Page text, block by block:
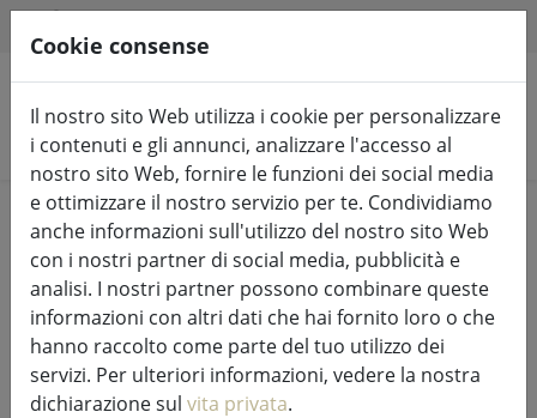
Cerca prodotti
Home Cucina Accessori per la cucina
Tovaglietta Zone intrecciata al
torrone 30 x 40 cm
Cookie consense
Il nostro sito Web utilizza i cookie per personalizzare
i contenuti e gli annunci, analizzare l'accesso al
nostro sito Web, fornire le funzioni dei social media
e ottimizzare il nostro servizio per te. Condividiamo
anche informazioni sull'utilizzo del nostro sito Web
con i nostri partner di social media, pubblicità e
analisi. I nostri partner possono combinare queste
informazioni con altri dati che hai fornito loro o che
hanno raccolto come parte del tuo utilizzo dei
servizi. Per ulteriori informazioni, vedere la nostra
dichiarazione sul vita privata.